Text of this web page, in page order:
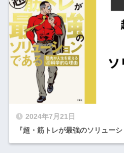
2024年7月21日
『超・筋トレが最強のソリュー